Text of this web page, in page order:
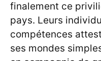
finalement ce
pays. Leurs
compétences
ses mondes